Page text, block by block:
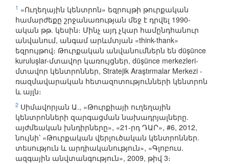
1 «Ուղեղային կենտրոն» եզրույթի թուրքական
համարժեքը շրջանառության մեջ է դրվել 1990-
ական թթ. կեսին։ Մինչ այդ չկար համընդհանուր
անվանում, անգամ արևմտյան «think-thank»
եզրույթով։ Թուրքական անվանումներն են düşünce
kuruluşlar-մտավոր կառույցներ, düşünce merkezleri-
մտավոր կենտրոններ, Stratejik Araştırmalar Merkezi -
ռազմավարական հետազոտությունների կենտրոն
և այլն։
2 Սիմավորյան Ա., «Թուրքիայի ուղեղային
կենտրոնների զարգացման նախադրյալները.
այժմեական խնդիրները», «21-րդ ԴԱՐ», #6, 2012,
նույնի՝ «Թուրքական վերլուծական կենտրոններ.
տեսություն և արդիականություն», «Գլոբուս.
ազգային անվտանգություն», 2009, թիվ 3։